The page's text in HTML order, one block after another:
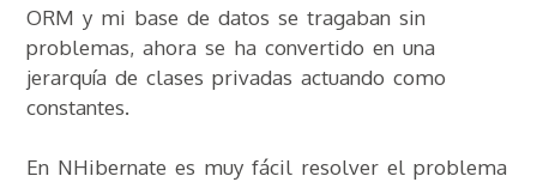
ORM y mi base de datos se tragaban sin
problemas, ahora se ha convertido en una
jerarquía de clases privadas actuando como
constantes.
En NHibernate es muy fácil resolver el problema